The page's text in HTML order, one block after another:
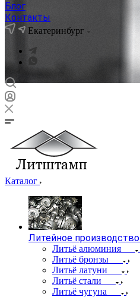
Блог
Контакты
Екатеринбург
Каталог
Литейное производство
Литьё алюминия
Литьё бронзы
Литьё латуни
Литьё стали
Литьё чугуна